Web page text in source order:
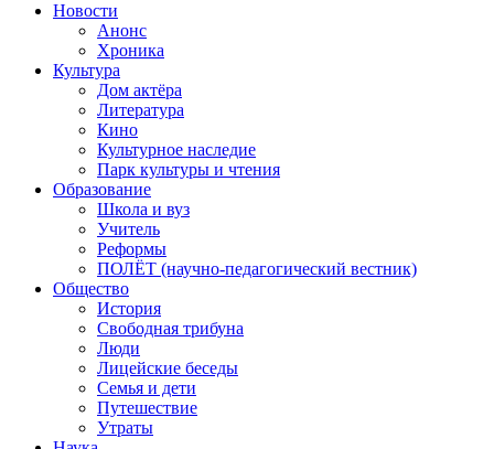
Новости
Анонс
Хроника
Культура
Дом актёра
Литература
Кино
Культурное наследие
Парк культуры и чтения
Образование
Школа и вуз
Учитель
Реформы
ПОЛЁТ (научно-педагогический вестник)
Общество
История
Свободная трибуна
Люди
Лицейские беседы
Семья и дети
Путешествие
Утраты